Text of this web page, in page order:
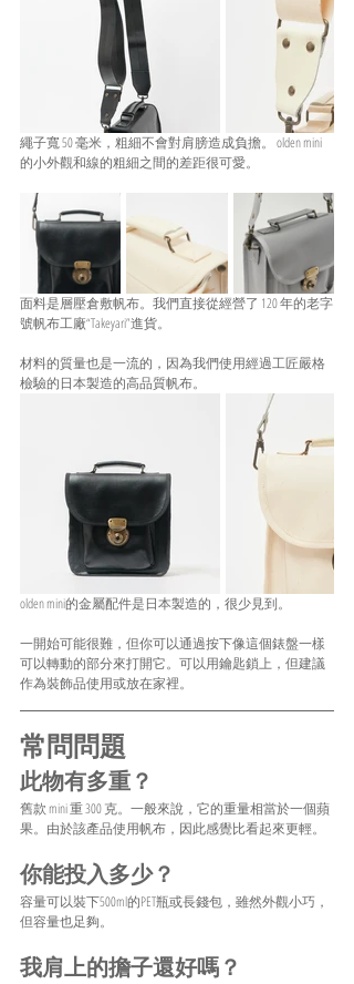
繩子寬 50 毫米，粗細不會對肩膀造成負擔。 olden mini
的小外觀和線的粗細之間的差距很可愛。
面料是層壓倉敷帆布。我們直接從經營了 120 年的老字
號帆布工廠“Takeyari”進貨。
材料的質量也是一流的，因為我們使用經過工匠嚴格
檢驗的日本製造的高品質帆布。
olden mini的金屬配件是日本製造的，很少見到。
一開始可能很難，但你可以通過按下像這個錶盤一樣
可以轉動的部分來打開它。可以用鑰匙鎖上，但建議
作為裝飾品使用或放在家裡。
常問問題
此物有多重？
舊款 mini 重 300 克。一般來說，它的重量相當於一個蘋
果。由於該產品使用帆布，因此感覺比看起來更輕。
你能投入多少？
容量可以裝下500ml的PET瓶或長錢包，雖然外觀小巧，
但容量也足夠。
我肩上的擔子還好嗎？